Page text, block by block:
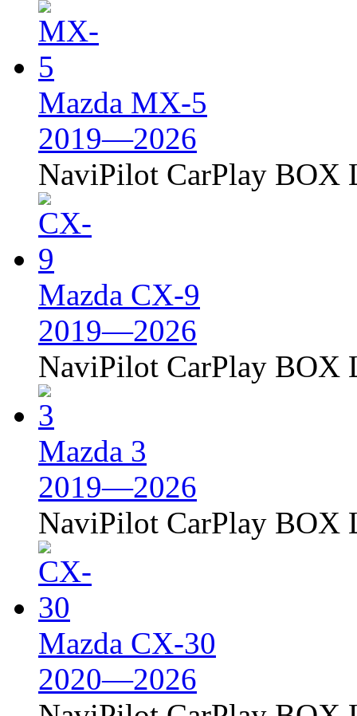
Mazda MX-5
2019—2026
NaviPilot CarPlay BOX
Mazda CX-9
2019—2026
NaviPilot CarPlay BOX
Mazda 3
2019—2026
NaviPilot CarPlay BOX
Mazda CX-30
2020—2026